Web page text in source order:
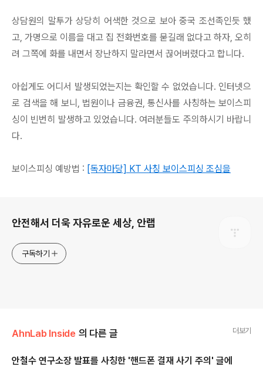
상담원의 말투가 상당히 어색한 것으로 보아 중국 조선족인듯 했
고, 가명으로 이름을 대고 집 전화번호를 묻길래 없다고 하자, 오히
려 그쪽에 화를 내면서 장난하지 말라면서 끊어버렸다고 합니다.
아쉽게도 어디서 발생되었는지는 확인할 수 없었습니다. 인터넷으
로 검색을 해 보니, 법원이나 금융권, 통신사를 사칭하는 보이스피
싱이 빈번히 발생하고 있었습니다. 여러분들도 주의하시기 바랍니
다.
보이스피싱 예방법 : [독자마당] KT 사칭 보이스피싱 조심을
안전해서 더욱 자유로운 세상, 안랩
구독하기
AhnLab Inside 의 다른 글 더보기
안철수 연구소장 발표를 사칭한 '핸드폰 결재 사기 주의' 글에